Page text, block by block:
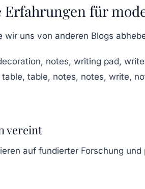
für
wir uns von anderen Blogs
vereint
auf fundierter Forschung